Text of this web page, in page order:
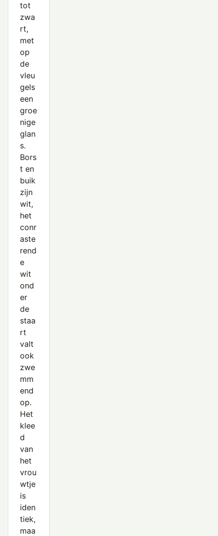
tot
zwa
rt,
met
op
de
vleu
gels
een
groe
nige
glan
s.
Bors
t en
buik
zijn
wit,
het
conr
aste
rend
e
wit
ond
er
de
staa
rt
valt
ook
zwe
mm
end
op.
Het
klee
d
van
het
vrou
wtje
is
iden
tiek,
maa